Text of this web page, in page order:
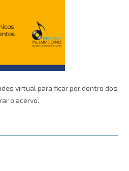
virtual para ficar por dentro dos
o acervo.